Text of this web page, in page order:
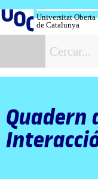
al
contingut
Universitat Oberta
de Catalunya
Quadern